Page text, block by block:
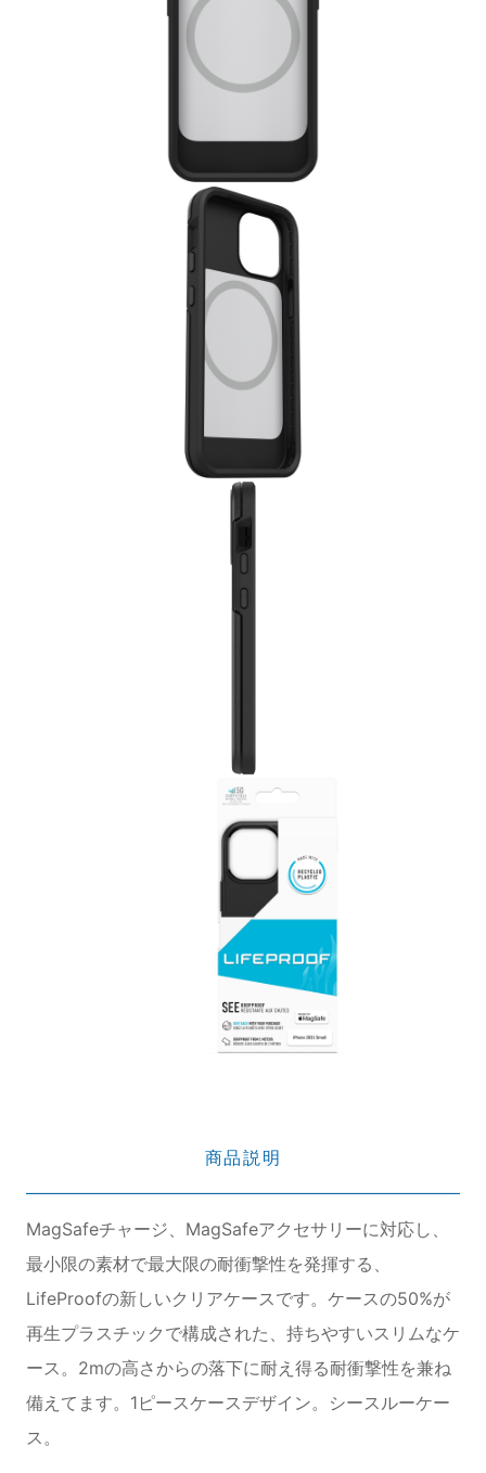
商品説明
MagSafeチャージ、MagSafeアクセサリーに対応し、
最小限の素材で最大限の耐衝撃性を発揮する、
LifeProofの新しいクリアケースです。ケースの50%が
再生プラスチックで構成された、持ちやすいスリムなケ
ース。2mの高さからの落下に耐え得る耐衝撃性を兼ね
備えてます。1ピースケースデザイン。シースルーケー
ス。